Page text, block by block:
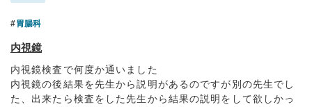
胃腸科
内視鏡
内視鏡検査で何度か通いました
内視鏡の後結果を先生から説明があるのですが別の先生でし
た、出来たら検査をした先生から結果の説明をして欲しかっ